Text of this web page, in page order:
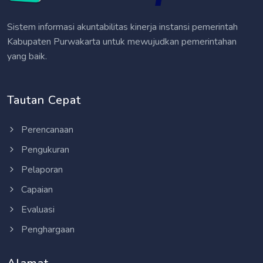
Sistem informasi akuntabilitas kinerja instansi pemerintah
Kabupaten Purwakarta untuk mewujudkan pemerintahan
yang baik.
Tautan Cepat
Perencanaan
Pengukuran
Pelaporan
Capaian
Evaluasi
Penghargaan